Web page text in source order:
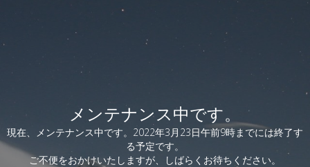
メンテナンス中です。
現在、メンテナンス中です。2022年3月23日午前9時までには終了す
る予定です。
ご不便をおかけいたしますが、しばらくお待ちください。